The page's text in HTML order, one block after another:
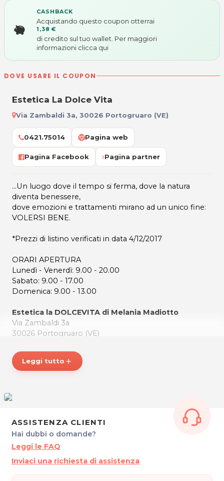
CASHBACK
Acquistando questo coupon otterrai
1,38 €
di credito sul tuo wallet. Per maggiori
informazioni clicca qui
DOVE USARE IL COUPON
Estetica La Dolce Vita
Via Zambaldi 3a, 30026 Portogruaro (VE)
0421.75014 Pagina web
Pagina Facebook Pagina partner
...Un luogo dove il tempo si ferma, dove la natura
diventa benessere,
dove emozioni e trattamenti mirano ad un unico fine:
VOLERSI BENE.
*Prezzi di listino verificati in data 4/12/2017
ORARI APERTURA
Lunedì - Venerdì: 9.00 - 20.00
Sabato: 9.00 - 17.00
Domenica: 9.00 - 13.00
Estetica la DOLCEVITA di Melania Madiotto
Via Zambaldi 3a
30026 Portogruaro (VE)
Cel. 348 7768940
P.IVA 04176300277
Leggi tutto add
ASSISTENZA CLIENTI
Hai dubbi o domande?
Leggi le FAQ
Inviaci una richiesta di assistenza